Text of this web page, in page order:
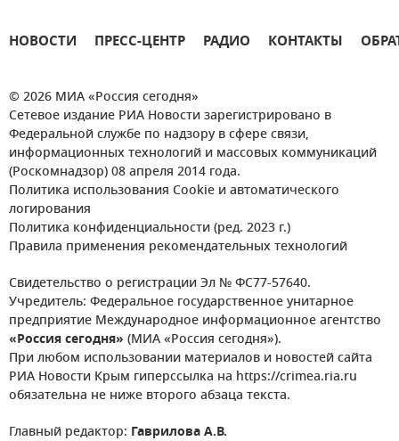
НОВОСТИ ПРЕСС-ЦЕНТР РАДИО КОНТАКТЫ
© 2026 МИА «Россия сегодня»
Сетевое издание РИА Новости зарегистрировано в
Федеральной службе по надзору в сфере связи,
информационных технологий и массовых коммуникаций
(Роскомнадзор) 08 апреля 2014 года.
Политика использования Cookie и автоматического
логирования
Политика конфиденциальности (ред. 2023 г.)
Правила применения рекомендательных технологий
Свидетельство о регистрации Эл № ФС77-57640.
Учредитель: Федеральное государственное унитарное
предприятие Международное информационное агентство
«Россия сегодня» (МИА «Россия сегодня»).
При любом использовании материалов и новостей сайта
РИА Новости Крым гиперссылка на https://crimea.ria.ru
обязательна не ниже второго абзаца текста.
Главный редактор: Гаврилова А.В.